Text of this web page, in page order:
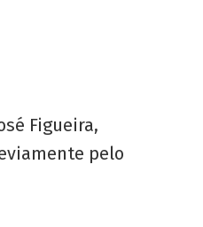
Figueira,
pelo